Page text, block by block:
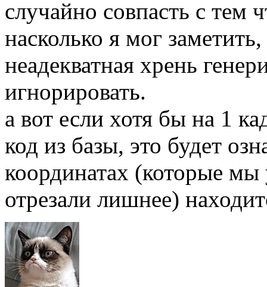
случайно совпасть с тем
насколько я мог
неадекватная хрень
игнорировать.
а вот если хотя бы на 1
код из базы, это будет
координатах (которые
отрезали лишнее)